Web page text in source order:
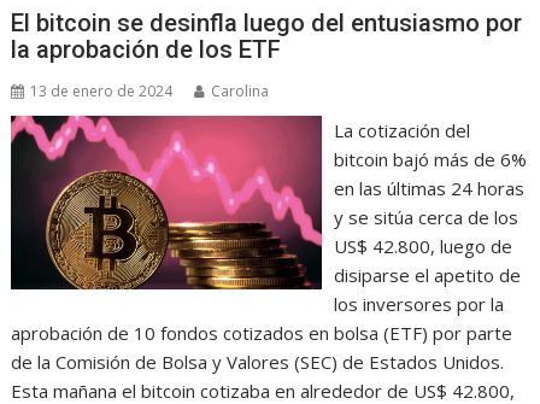
El bitcoin se desinfla luego del entusiasmo por
la aprobación de los ETF
13 de enero de 2024 Carolina
La cotización del
bitcoin bajó más de 6%
en las últimas 24 horas
y se sitúa cerca de los
US$ 42.800, luego de
disiparse el apetito de
los inversores por la
aprobación de 10 fondos cotizados en bolsa (ETF) por parte
de la Comisión de Bolsa y Valores (SEC) de Estados Unidos.
Esta mañana el bitcoin cotizaba en alrededor de US$ 42.800,